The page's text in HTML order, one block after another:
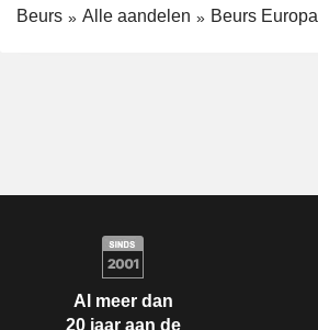
Beurs Alle aandelen Beurs Europa
Al meer dan
20 jaar aan de